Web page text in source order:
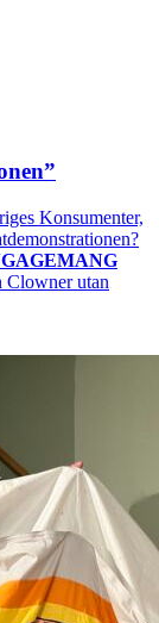
Konsumenter,
Clowner utan